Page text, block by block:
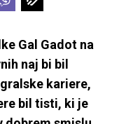
Gal Gadot na
naj bi bil
kariere,
bil tisti, ki je